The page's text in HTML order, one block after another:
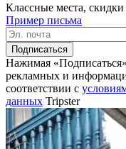
Классные места,
Пример письма
Подписаться
Нажимая
рекламных и
соответствии c
данных Tripster